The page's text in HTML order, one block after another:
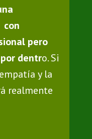
con
pero
dentro. Si
y la
realmente